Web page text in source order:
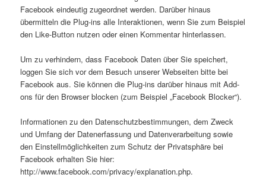
Facebook eindeutig zugeordnet werden. Darüber hinaus
übermitteln die Plug-ins alle Interaktionen, wenn Sie zum Beispiel
den Like-Button nutzen oder einen Kommentar hinterlassen.
Um zu verhindern, dass Facebook Daten über Sie speichert,
loggen Sie sich vor dem Besuch unserer Webseiten bitte bei
Facebook aus. Sie können die Plug-ins darüber hinaus mit Add-
ons für den Browser blocken (zum Beispiel „Facebook Blocker“).
Informationen zu den Datenschutzbestimmungen, dem Zweck
und Umfang der Datenerfassung und Datenverarbeitung sowie
den Einstellmöglichkeiten zum Schutz der Privatsphäre bei
Facebook erhalten Sie hier:
http://www.facebook.com/privacy/explanation.php.